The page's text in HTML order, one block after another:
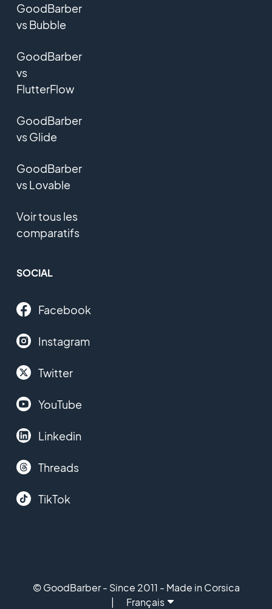
GoodBarber
vs Bubble
GoodBarber
vs
FlutterFlow
GoodBarber
vs Glide
GoodBarber
vs Lovable
Voir tous les
comparatifs
SOCIAL
Facebook
Instagram
Twitter
YouTube
Linkedin
Threads
TikTok
© GoodBarber - Since 2011 - Made in Corsica
Français